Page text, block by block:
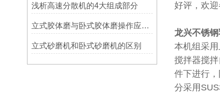
浅析高速分散机的4大组成部分
立式胶体磨与卧式胶体磨操作应用的区别
立式砂磨机和卧式砂磨机的区别
好评，欢
龙兴不锈
本机组采
搅拌器搅
件下进行
分采用